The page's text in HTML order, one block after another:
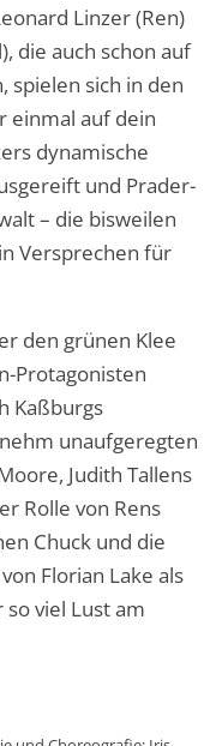
Linzer (Ren)
die auch schon auf
spielen sich in den
einmal auf dein
dynamische
und Prader-
– die bisweilen
Versprechen für
den grünen Klee
Protagonisten
Kaßburgs
unaufgeregten
Judith Tallens
Rolle von Rens
Chuck und die
Florian Lake als
viel Lust am